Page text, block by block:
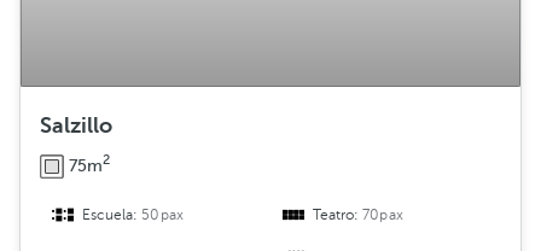
Salzillo
75m2
Escuela: 50pax Teatro:70pax